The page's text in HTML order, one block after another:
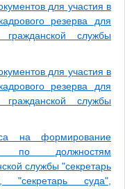
для участия в
резерва для
службы
для участия в
резерва для
службы
на формирование
по должностям
службы "секретарь
"секретарь суда",